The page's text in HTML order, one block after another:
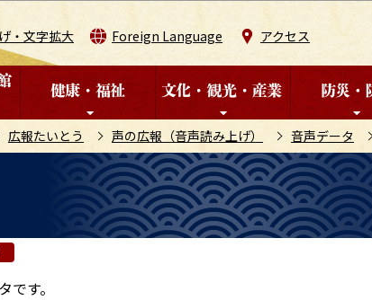
・文字拡大 Foreign Language アクセス
広報たいとう 声の広報（音声読み上げ） 音声データ
す。